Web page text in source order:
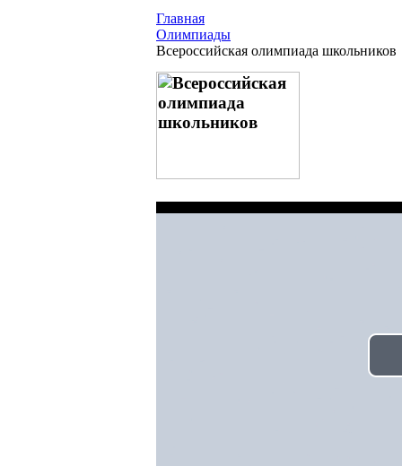
Главная
Олимпиады
Всероссийская олимпиада школьников